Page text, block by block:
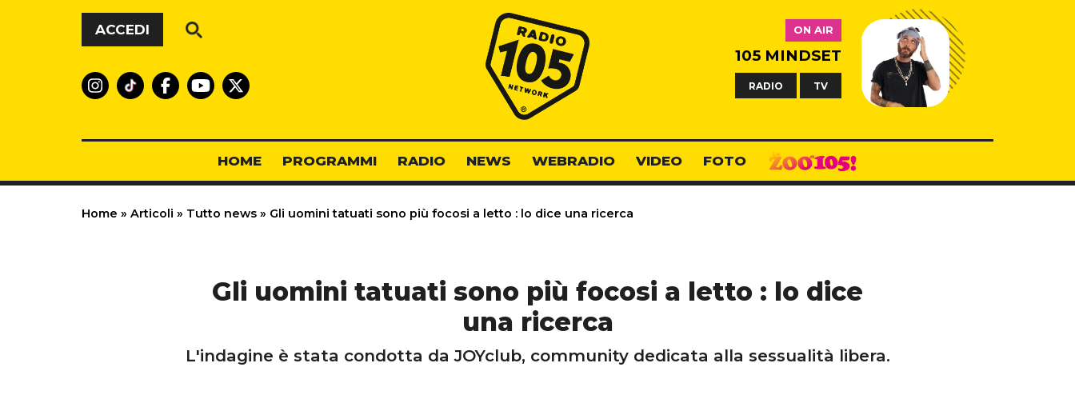
Vai al contenuto
ACCEDI
Radio 105
ON AIR
105 MINDSET
RADIO TV
HOME PROGRAMMI RADIO NEWS WEBRADIO VIDEO FOTO
Home » Articoli » Tutto news » Gli uomini tatuati sono più focosi a letto : lo dice una ricerca
Gli uomini tatuati sono più focosi a letto : lo dice
una ricerca
L'indagine è stata condotta da JOYclub, community dedicata alla sessualità libera.